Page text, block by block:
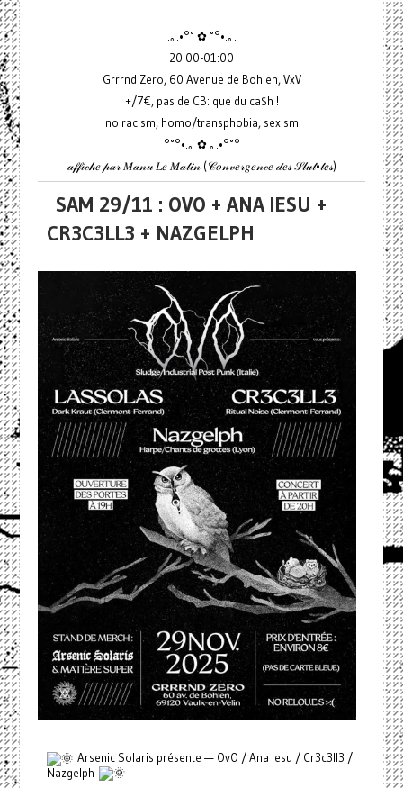
.｡.•°˚ ✿ ˚°•.｡.
20:00-01:00
Grrrnd Zero, 60 Avenue de Bohlen, VxV
+/7€, pas de CB: que du ca$h !
no racism, homo/transphobia, sexism
°˚°•.｡ ✿ ｡.•°˚°
𝒶𝒻𝒻𝒾𝒸𝒽𝑒 𝓅𝒶𝓇 𝑀𝒶𝓃𝓊 𝐿𝑒 𝑀𝒶𝓉𝒾𝓃 (𝒞𝑜𝓃𝓋𝑒𝓇𝑔𝑒𝓃𝒸𝑒 𝒹𝑒𝓈 𝒮𝓁𝓊𝓉•𝓉𝑒𝓈)
SAM 29/11 : OVO + ANA IESU +
CR3C3LL3 + NAZGELPH
Arsenic Solaris présente — OvO / Ana Iesu / Cr3c3ll3 /
Nazgelph